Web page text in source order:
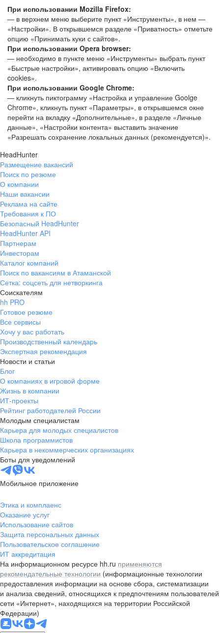
При использовании Mozilla Firefox:
— в верхнем меню выберите пункт «Инструменты», в нем —
«Настройки». В открывшемся разделе «Приватность» отметьте
опцию «Принимать куки с сайтов».
При использовании Opera browser:
— необходимо в пункте меню «Инструменты» выбрать пункт
«Быстрые настройки», активировать опцию «Включить
cookies».
При использовании Google Chrome:
— кликнуть пиктограмму «Настройка и управление Goolge
Chrome», кликнуть пункт «Параметры», в открывшемся окне
перейти на вкладку «Дополнительные», в разделе «Личные
данные», «Настройки контента» выставить значение
«Разрешать сохранение локальных данных (рекомендуется)».
HeadHunter
Размещение вакансий
Поиск по резюме
О компании
Наши вакансии
Реклама на сайте
Требования к ПО
Безопасный HeadHunter
HeadHunter API
Партнерам
Инвесторам
Каталог компаний
Поиск по вакансиям в Атаманской
Сетка: соцсеть для нетворкинга
Соискателям
hh PRO
Готовое резюме
Все сервисы
Хочу у вас работать
Производственный календарь
Экспертная рекомендация
Новости и статьи
Блог
О компаниях в игровой форме
Жизнь в компании
ИТ-проекты
Рейтинг работодателей России
Молодым специалистам
Карьера для молодых специалистов
Школа программистов
Карьера в некоммерческих организациях
Боты для уведомлений
Мобильное приложение
Этика и комплаенс
Оказание услуг
Использование сайтов
Защита персональных данных
Пользовательское соглашение
ИТ аккредитация
На информационном ресурсе hh.ru применяются
рекомендательные технологии (информационные технологии
предоставления информации на основе сбора, систематизации
и анализа сведений, относящихся к предпочтениям пользователей
сети «Интернет», находящихся на территории Российской
Федерации)